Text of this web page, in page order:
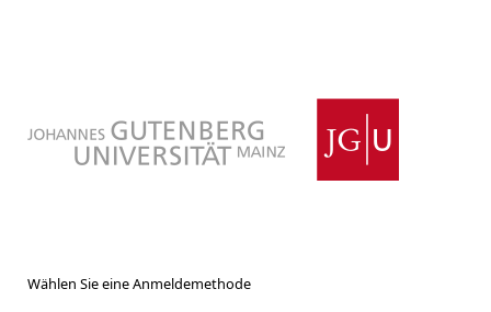
Wählen Sie eine Anmeldemethode